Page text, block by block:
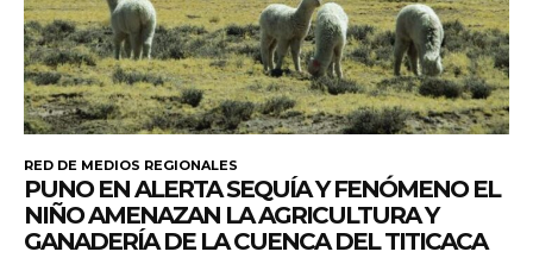
RED DE MEDIOS REGIONALES
PUNO EN ALERTA SEQUÍA Y FENÓMENO EL
NIÑO AMENAZAN LA AGRICULTURA Y
GANADERÍA DE LA CUENCA DEL TITICACA